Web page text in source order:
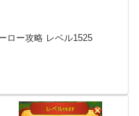
ロー攻略 レベル1525